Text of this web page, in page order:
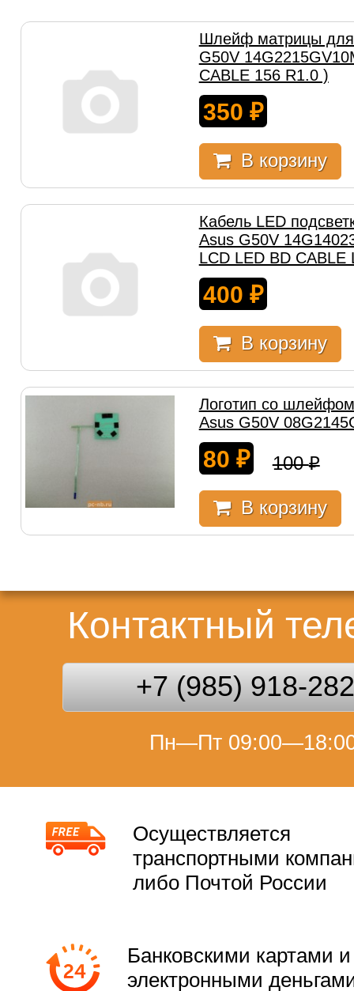
Шлейф матрицы для
G50V
CABLE 156 R1.0 )
350 ₽
В корзину
Кабель LED
Asus G50V
LCD LED BD CABLE
400 ₽
В корзину
Логотип со
Asus G50V
80 ₽ 100₽
В корзину
Контактный
+7 (985) 918-
Пн—Пт
Осуществляется
транспортными
либо Почтой России
Банковскими картами и
электронными